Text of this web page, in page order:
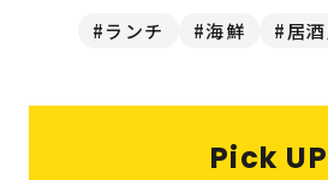
ランチ
海鮮 居
Pick UP